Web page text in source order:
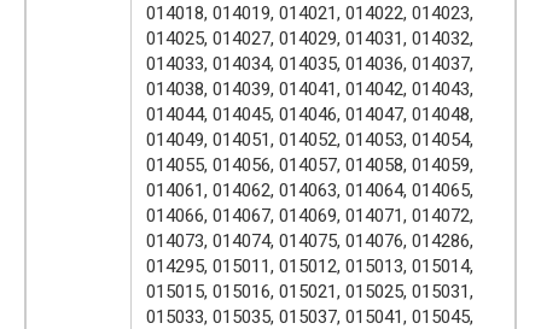
014018, 014019, 014021, 014022, 014023,
014025, 014027, 014029, 014031, 014032,
014033, 014034, 014035, 014036, 014037,
014038, 014039, 014041, 014042, 014043,
014044, 014045, 014046, 014047, 014048,
014049, 014051, 014052, 014053, 014054,
014055, 014056, 014057, 014058, 014059,
014061, 014062, 014063, 014064, 014065,
014066, 014067, 014069, 014071, 014072,
014073, 014074, 014075, 014076, 014286,
014295, 015011, 015012, 015013, 015014,
015015, 015016, 015021, 015025, 015031,
015033, 015035, 015037, 015041, 015045,